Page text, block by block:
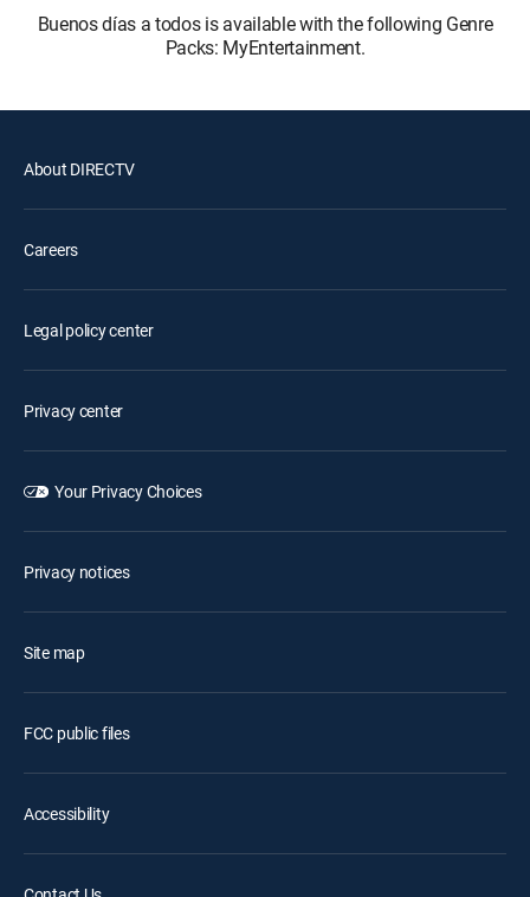
Buenos días a todos is available with the following Genre
Packs: MyEntertainment.
About DIRECTV
Careers
Legal policy center
Privacy center
Your Privacy Choices
Privacy notices
Site map
FCC public files
Accessibility